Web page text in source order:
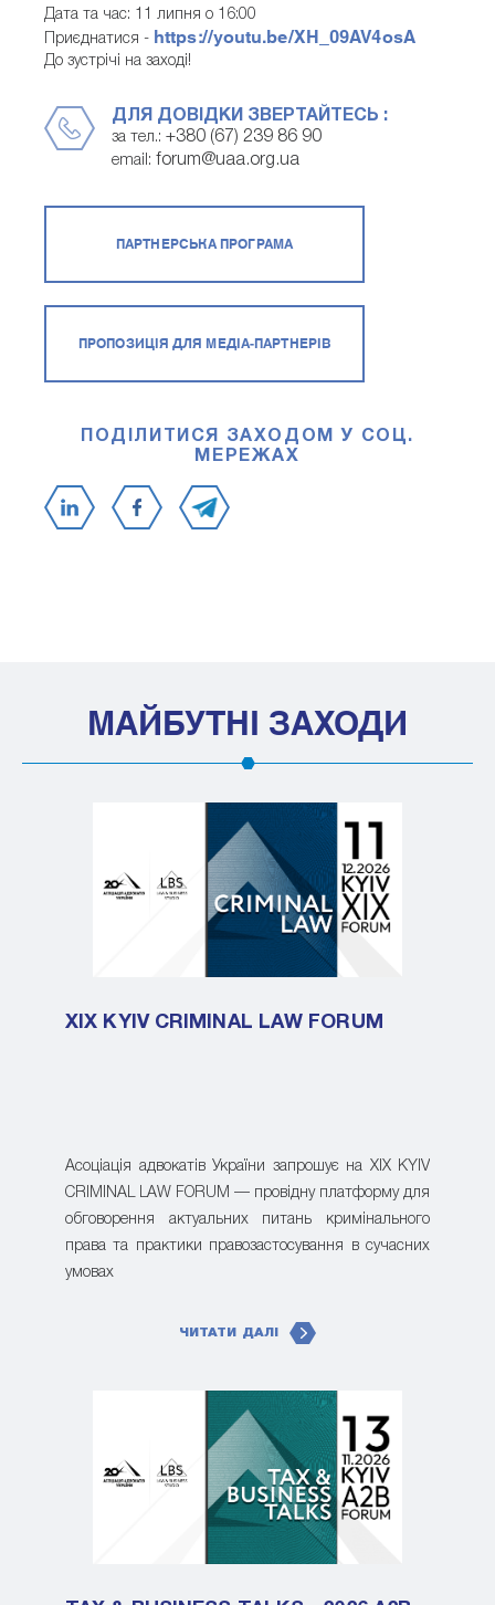
Дата та час: 11 липня о 16:00
Приєднатися - https://youtu.be/XH_09AV4osA
До зустрічі на заході!
ДЛЯ ДОВІДКИ ЗВЕРТАЙТЕСЬ :
за тел.: +380 (67) 239 86 90
email: forum@uaa.org.ua
ПАРТНЕРСЬКА ПРОГРАМА
ПРОПОЗИЦІЯ ДЛЯ МЕДІА-ПАРТНЕРІВ
ПОДІЛИТИСЯ ЗАХОДОМ У СОЦ.
МЕРЕЖАХ
МАЙБУТНІ ЗАХОДИ
XIX KYIV CRIMINAL LAW FORUM
Асоціація адвокатів України запрошує на XIX KYIV
CRIMINAL LAW FORUM — провідну платформу для
обговорення актуальних питань кримінального
права та практики правозастосування в сучасних
умовах
ЧИТАТИ ДАЛІ